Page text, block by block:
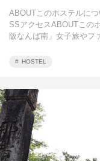
ABOUTこのホステルに
SSアクセスABOUTこの
阪なんば南」女子旅やフ
HOSTEL